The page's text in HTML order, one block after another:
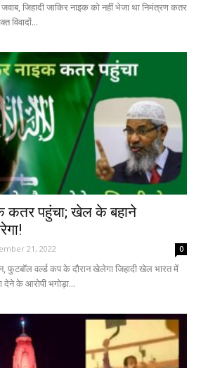
जिहादी जाकिर नाइक को नहीं भेजा था निमंत्रण कतर
विवादों...
कतर पहुंचा; खेल के बहाने
21, 2022 0
फुटबॉल वर्ल्ड कप के दौरान खेलेगा जिहादी खेल भारत में
देने के आरोपी भगोड़ा...